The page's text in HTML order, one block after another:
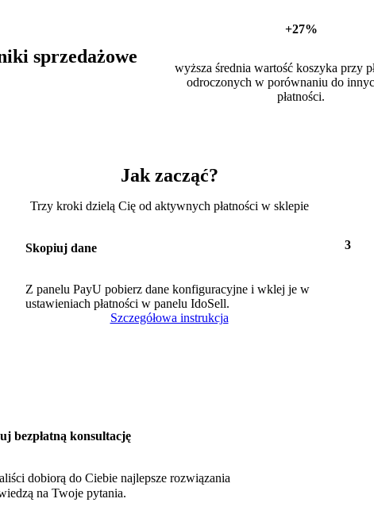
sprzedażowe
+27%
wyższa średnia wartość koszyka przy
odroczonych w porównaniu do
płatności.
Jak zacząć?
Trzy kroki dzielą Cię od aktywnych płatności w sklepie
Skopiuj dane
Z panelu PayU pobierz dane konfiguracyjne i wklej je w
ustawieniach płatności w panelu IdoSell.
3
Szczegółowa instrukcja
bezpłatną konsultację
dobiorą do Ciebie najlepsze rozwiązania
na Twoje pytania.